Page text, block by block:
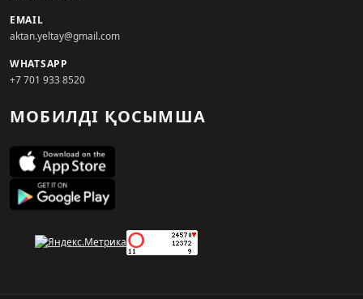
EMAIL
aktan.yeltay@gmail.com
WHATSAPP
+7 701 933 8520
МОБИЛДІ ҚОСЫМША